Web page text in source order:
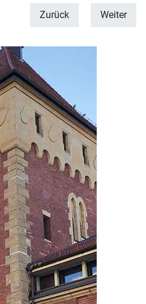
Zurück Weiter